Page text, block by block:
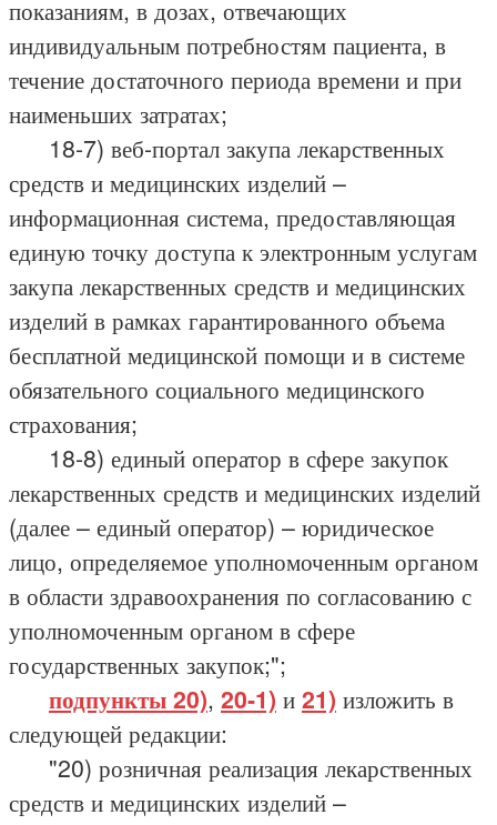
показаниям, в дозах, отвечающих
индивидуальным потребностям пациента, в
течение достаточного периода времени и при
наименьших затратах;
18-7) веб-портал закупа лекарственных
средств и медицинских изделий –
информационная система, предоставляющая
единую точку доступа к электронным услугам
закупа лекарственных средств и медицинских
изделий в рамках гарантированного объема
бесплатной медицинской помощи и в системе
обязательного социального медицинского
страхования;
18-8) единый оператор в сфере закупок
лекарственных средств и медицинских изделий
(далее – единый оператор) – юридическое
лицо, определяемое уполномоченным органом
в области здравоохранения по согласованию с
уполномоченным органом в сфере
государственных закупок;";
подпункты 20), 20-1) и 21) изложить в
следующей редакции:
"20) розничная реализация лекарственных
средств и медицинских изделий –